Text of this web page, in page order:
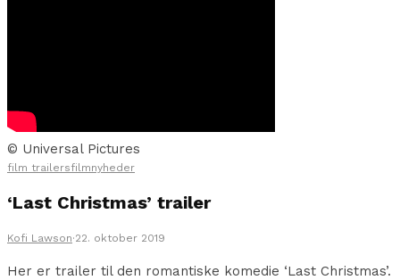
© Universal Pictures
film trailersfilmnyheder
‘Last Christmas’ trailer
Kofi Lawson·22. oktober 2019
Her er trailer til den romantiske komedie ‘Last Christmas’.